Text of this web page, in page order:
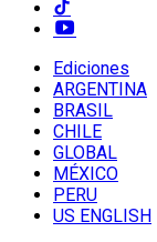
Ediciones
ARGENTINA
BRASIL
CHILE
GLOBAL
MÉXICO
PERU
US ENGLISH